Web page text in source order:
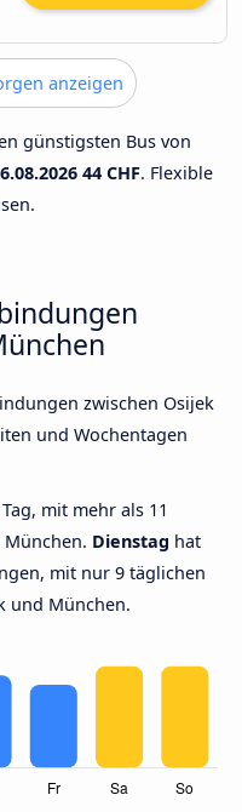
anzeigen
günstigsten Bus von
44 CHF. Flexible
zwischen Osijek
und Wochentagen
mit mehr als 11
Dienstag hat
mit nur 9 täglichen
und München.